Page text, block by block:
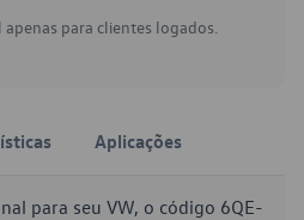
para clientes logados.
Aplicações
para seu VW, o código 6QE-